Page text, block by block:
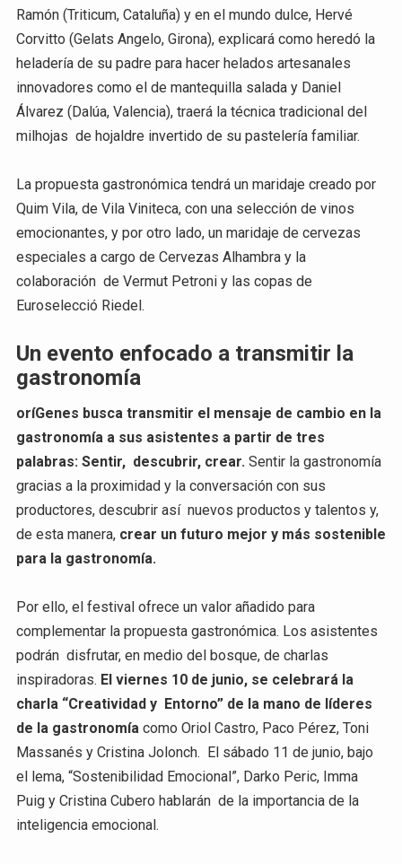
Ramón (Triticum, Cataluña) y en el mundo dulce, Hervé
Corvitto (Gelats Angelo, Girona), explicará como heredó la
heladería de su padre para hacer helados artesanales
innovadores como el de mantequilla salada y Daniel
Álvarez (Dalúa, Valencia), traerá la técnica tradicional del
milhojas de hojaldre invertido de su pastelería familiar.
La propuesta gastronómica tendrá un maridaje creado por
Quim Vila, de Vila Viniteca, con una selección de vinos
emocionantes, y por otro lado, un maridaje de cervezas
especiales a cargo de Cervezas Alhambra y la
colaboración de Vermut Petroni y las copas de
Euroselecció Riedel.
Un evento enfocado a transmitir la
gastronomía
oríGenes busca transmitir el mensaje de cambio en la
gastronomía a sus asistentes a partir de tres
palabras: Sentir, descubrir, crear.Sentir la gastronomía
gracias a la proximidad y la conversación con sus
productores, descubrir así nuevos productos y talentos y,
de esta manera, crear un futuro mejor y más sostenible
para la gastronomía.
Por ello, el festival ofrece un valor añadido para
complementar la propuesta gastronómica. Los asistentes
podrán disfrutar, en medio del bosque, de charlas
inspiradoras. El viernes 10 de junio, se celebrará la
charla “Creatividad y Entorno” de la mano de líderes
de la gastronomíacomo Oriol Castro, Paco Pérez, Toni
Massanés y Cristina Jolonch. El sábado 11 de junio, bajo
el lema, “Sostenibilidad Emocional”, Darko Peric, Imma
Puig y Cristina Cubero hablarán de la importancia de la
inteligencia emocional.